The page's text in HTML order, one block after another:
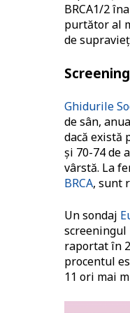
BRCA1/2
purtător al
de
Ghidurile
de sân,
dacă există
și 70-74 de
vârstă. La
BRCA, sunt
Un sondaj
screeningul
raportat în
procentul
11 ori mai